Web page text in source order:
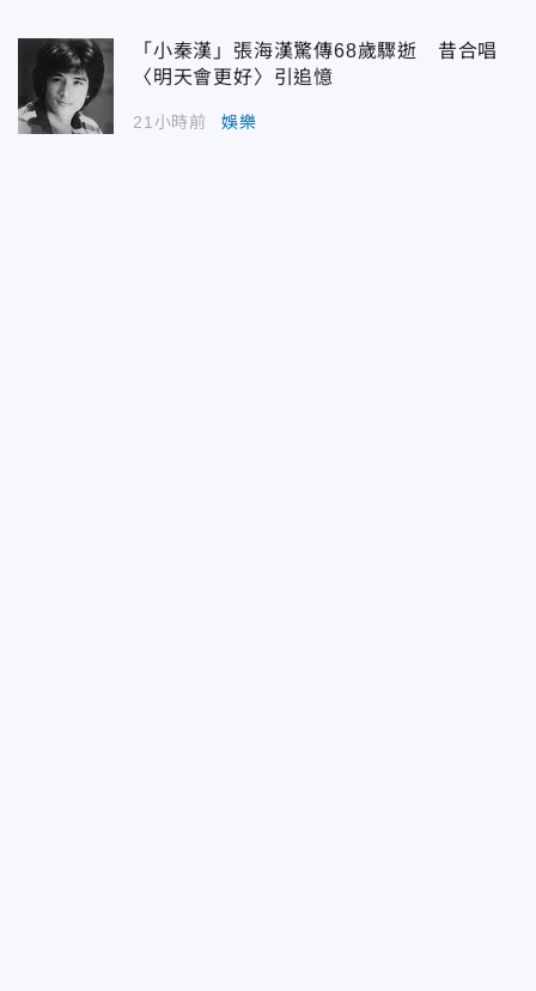
「小秦漢」張海漢驚傳68歲驟逝 昔合唱
〈明天會更好〉引追憶
21小時前 娛樂